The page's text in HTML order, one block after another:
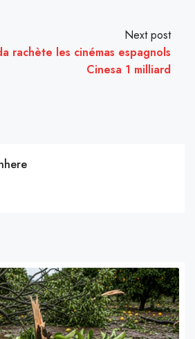
Next post
rachète les cinémas espagnols
Cinesa 1 milliard